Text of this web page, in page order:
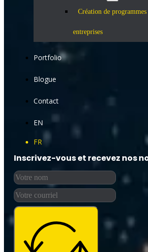
Création de
entreprises
Portfolio
Blogue
Contact
EN
FR
Inscrivez-vous et recevez nos